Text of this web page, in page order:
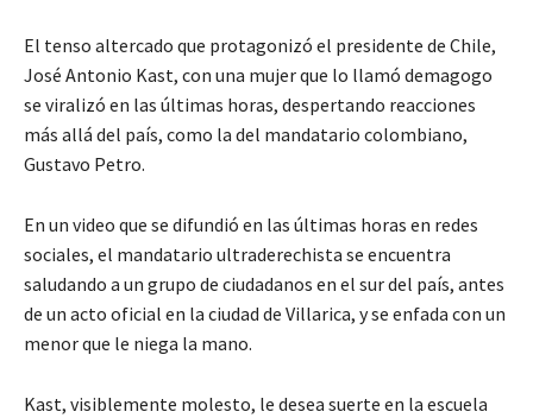
El tenso altercado que protagonizó el presidente de Chile,
José Antonio Kast, con una mujer que lo llamó demagogo
se viralizó en las últimas horas, despertando reacciones
más allá del país, como la del mandatario colombiano,
Gustavo Petro.
En un video que se difundió en las últimas horas en redes
sociales, el mandatario ultraderechista se encuentra
saludando a un grupo de ciudadanos en el sur del país, antes
de un acto oficial en la ciudad de Villarica, y se enfada con un
menor que le niega la mano.
Kast, visiblemente molesto, le desea suerte en la escuela